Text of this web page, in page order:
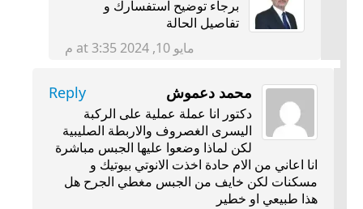
برجاء توضيح استفسارك و
تفاصيل الحالة
مايو 10, 2024 at 3:35 م
محمد دعموش Reply
دكتور انا عملة عملية على الركبة
اليسرى الغصروف والاربطة الصليبية
لكن لماذا وضعوا عليها الجبس مباشرة
انا اعاني من الام حادة اخذت الانوتي بيوتيك و
مسكنات لكن خايف من الجبس مغطي الجرح هل
هذا طبيعي او خطير